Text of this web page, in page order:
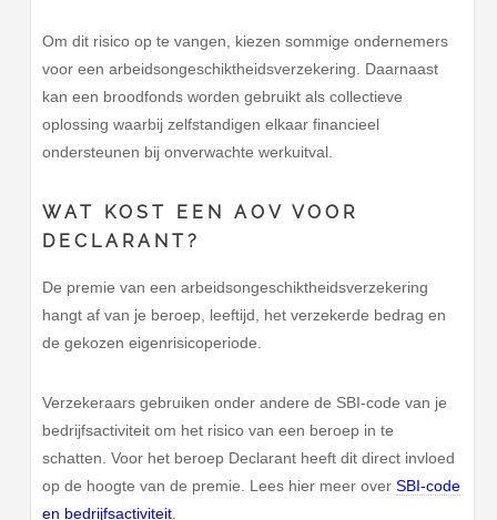
Om dit risico op te vangen, kiezen sommige ondernemers
voor een arbeidsongeschiktheidsverzekering. Daarnaast
kan een broodfonds worden gebruikt als collectieve
oplossing waarbij zelfstandigen elkaar financieel
ondersteunen bij onverwachte werkuitval.
WAT KOST EEN AOV VOOR
DECLARANT?
De premie van een arbeidsongeschiktheidsverzekering
hangt af van je beroep, leeftijd, het verzekerde bedrag en
de gekozen eigenrisicoperiode.
Verzekeraars gebruiken onder andere de SBI-code van je
bedrijfsactiviteit om het risico van een beroep in te
schatten. Voor het beroep Declarant heeft dit direct invloed
op de hoogte van de premie. Lees hier meer overSBI-code
en bedrijfsactiviteit